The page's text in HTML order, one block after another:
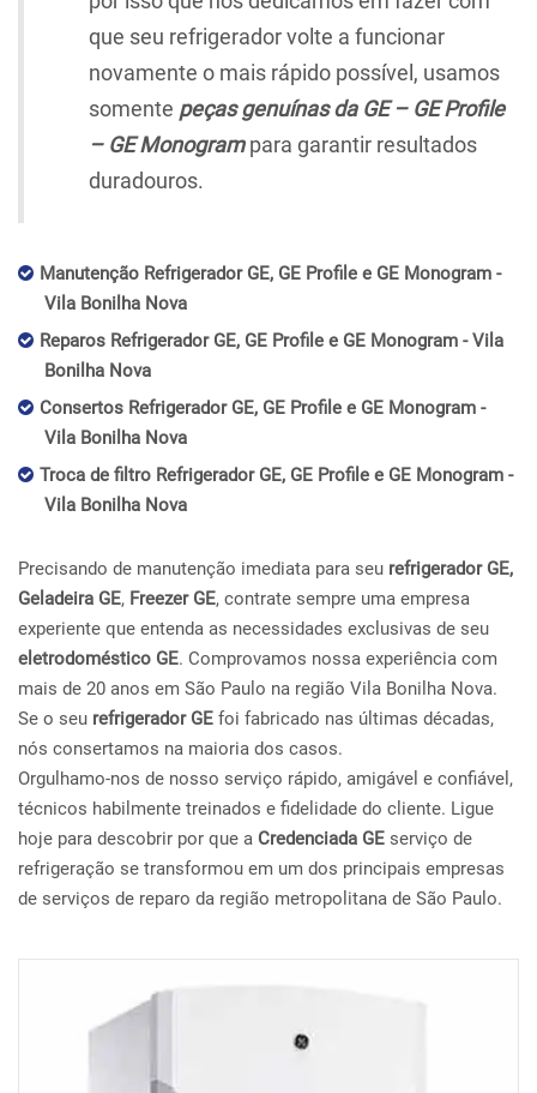
que seu refrigerador volte a funcionar
novamente o mais rápido possível, usamos
somente peças genuínas da GE – GE Profile
– GE Monogrampara garantir resultados
duradouros.
Manutenção Refrigerador GE, GE Profile e GE Monogram -
Vila Bonilha Nova
Reparos Refrigerador GE, GE Profile e GE Monogram - Vila
Bonilha Nova
Consertos Refrigerador GE, GE Profile e GE Monogram -
Vila Bonilha Nova
Troca de filtro Refrigerador GE, GE Profile e GE Monogram -
Vila Bonilha Nova
Precisando de manutenção imediata para seu refrigerador GE,
Geladeira GE, Freezer GE, contrate sempre uma empresa
experiente que entenda as necessidades exclusivas de seu
eletrodoméstico GE. Comprovamos nossa experiência com
mais de 20 anos em São Paulo na região Vila Bonilha Nova.
Se o seu refrigerador GE foi fabricado nas últimas décadas,
nós consertamos na maioria dos casos.
Orgulhamo-nos de nosso serviço rápido, amigável e confiável,
técnicos habilmente treinados e fidelidade do cliente. Ligue
hoje para descobrir por que a Credenciada GE serviço de
refrigeração se transformou em um dos principais empresas
de serviços de reparo da região metropolitana de São Paulo.